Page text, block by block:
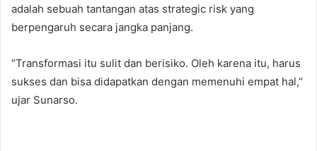
adalah sebuah tantangan atas strategic risk yang
berpengaruh secara jangka panjang.
“Transformasi itu sulit dan berisiko. Oleh karena itu, harus
sukses dan bisa didapatkan dengan memenuhi empat hal,”
ujar Sunarso.